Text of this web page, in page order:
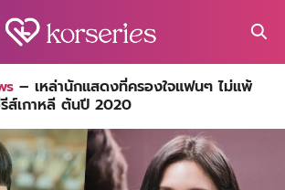
– เหล่านักแสดงที่ครองใจแฟนๆ ไม่แพ้
ส์เกาหลี ต้นปี 2020